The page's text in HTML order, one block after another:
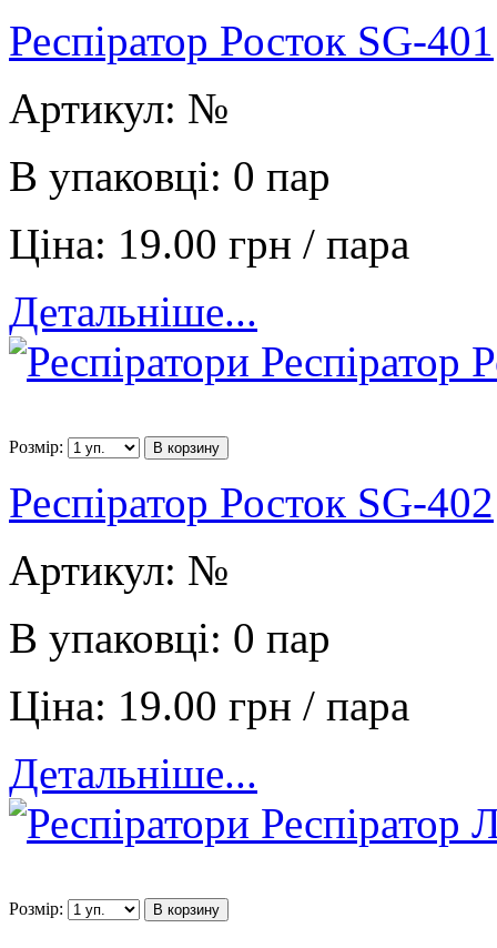
Респіратор Росток SG-401
Артикул: №
В упаковці: 0 пар
Ціна: 19.00 грн / пара
Детальніше...
Розмір: В корзину
Респіратор Росток SG-402
Артикул: №
В упаковці: 0 пар
Ціна: 19.00 грн / пара
Детальніше...
Розмір: В корзину